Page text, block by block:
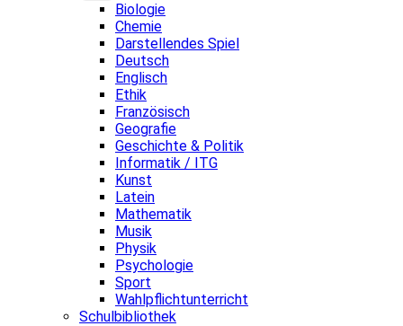
Biologie
Chemie
Darstellendes Spiel
Deutsch
Englisch
Ethik
Französisch
Geografie
Geschichte & Politik
Informatik / ITG
Kunst
Latein
Mathematik
Musik
Physik
Psychologie
Sport
Wahlpflichtunterricht
Schulbibliothek